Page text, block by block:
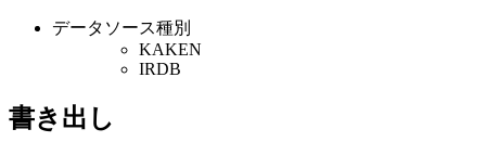
データソース種別
KAKEN
IRDB
書き出し